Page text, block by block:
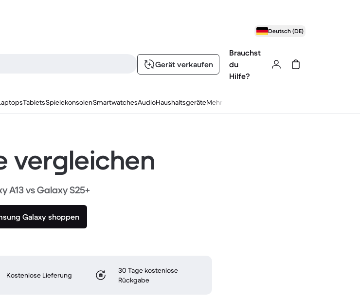
Deutsch (DE)
Gerät verkaufen
Brauchst
du
Hilfe?
TabletsSpielekonsolenSmartwatchesAudioHaushaltsgeräteMehr
vergleichen
A13 vs Galaxy S25+
Galaxy shoppen
Kostenlose Lieferung
30 Tage kostenlose
Rückgabe